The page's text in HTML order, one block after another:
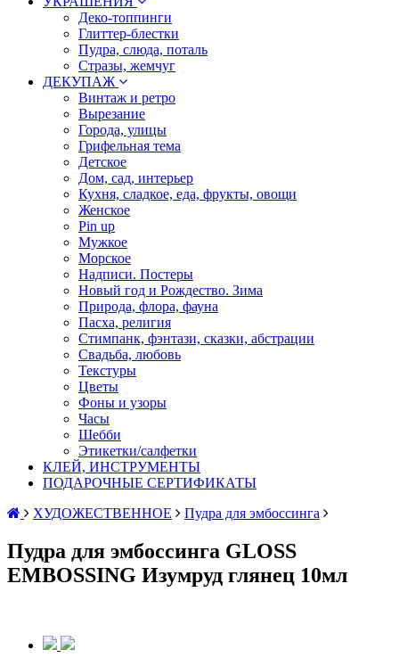
Деко-топпинги
Глиттер-блестки
Пудра, слюда, поталь
Стразы, жемчуг
ДЕКУПАЖ
Винтаж и ретро
Вырезание
Города, улицы
Грифельная тема
Детское
Дом, сад, интерьер
Кухня, сладкое, еда, фрукты, овощи
Женское
Pin up
Мужкое
Морское
Надписи. Постеры
Новый год и Рождество. Зима
Природа, флора, фауна
Пасха, религия
Стимпанк, фэнтази, сказки, абстрации
Свадьба, любовь
Текстуры
Цветы
Фоны и узоры
Часы
Шебби
Этикетки/салфетки
КЛЕЙ, ИНСТРУМЕНТЫ
ПОДАРОЧНЫЕ СЕРТИФИКАТЫ
ХУДОЖЕСТВЕННОЕ
Пудра для эмбоссинга
Пудра для эмбоссинга GLOSS
EMBOSSING Изумруд глянец 10мл